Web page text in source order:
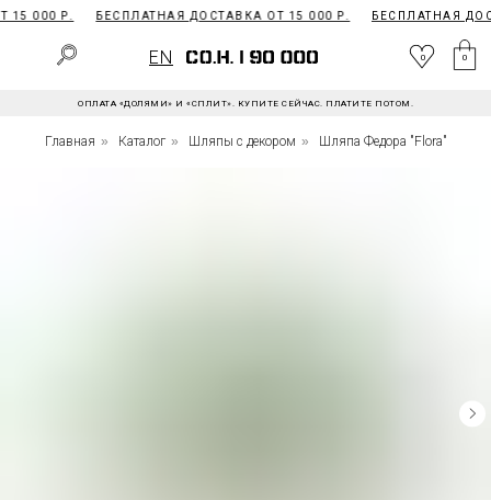
000 Р. БЕСПЛАТНАЯ ДОСТАВКА ОТ 15 000 Р. БЕСПЛАТНАЯ
EN 0
EN 0 0
ОПЛАТА «ДОЛЯМИ» И «СПЛИТ». КУПИТЕ СЕЙЧАС. ПЛАТИТЕ ПОТОМ.
Главная » Каталог » Шляпы с декором » Шляпа Федора "Flora"